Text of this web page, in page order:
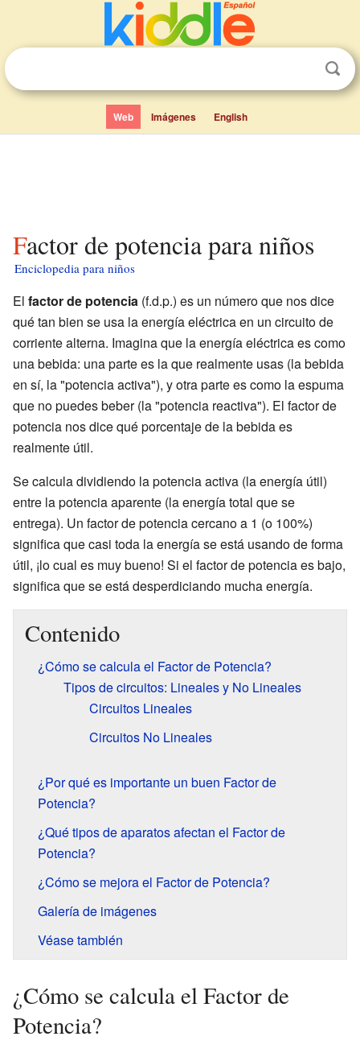
Web Imágenes English
Factor de potencia para niños
Enciclopedia para niños
El factor de potencia (f.d.p.) es un número que nos dice
qué tan bien se usa la energía eléctrica en un circuito de
corriente alterna. Imagina que la energía eléctrica es como
una bebida: una parte es la que realmente usas (la bebida
en sí, la "potencia activa"), y otra parte es como la espuma
que no puedes beber (la "potencia reactiva"). El factor de
potencia nos dice qué porcentaje de la bebida es
realmente útil.
Se calcula dividiendo la potencia activa (la energía útil)
entre la potencia aparente (la energía total que se
entrega). Un factor de potencia cercano a 1 (o 100%)
significa que casi toda la energía se está usando de forma
útil, ¡lo cual es muy bueno! Si el factor de potencia es bajo,
significa que se está desperdiciando mucha energía.
Contenido
¿Cómo se calcula el Factor de Potencia?
Tipos de circuitos: Lineales y No Lineales
Circuitos Lineales
Circuitos No Lineales
¿Por qué es importante un buen Factor de
Potencia?
¿Qué tipos de aparatos afectan el Factor de
Potencia?
¿Cómo se mejora el Factor de Potencia?
Galería de imágenes
Véase también
¿Cómo se calcula el Factor de
Potencia?